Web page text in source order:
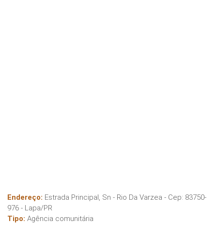
Endereço: Estrada Principal, Sn - Rio Da Varzea - Cep: 83750-
976 - Lapa/PR
Tipo: Agência comunitária